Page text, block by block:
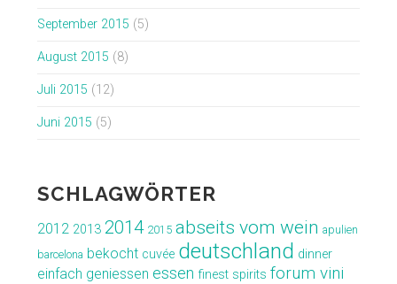
September 2015 (5)
August 2015 (8)
Juli 2015 (12)
Juni 2015 (5)
SCHLAGWÖRTER
2012 2013 2014 2015 abseits vom wein apulien
barcelona bekocht cuvée deutschland dinner
einfach geniessen essen finest spirits forum vini